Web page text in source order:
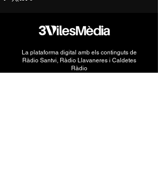
La plataforma digital amb els continguts de
Ràdio Santvi, Ràdio Llavaneres i Caldetes
Ràdio